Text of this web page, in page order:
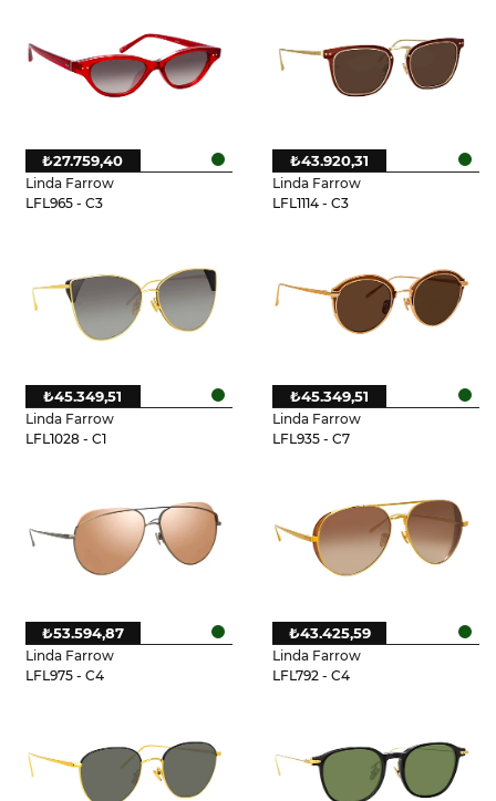
Linda Farrow
LFL965 - C3
₺27.759,40
Linda Farrow
LFL1114 - C3
₺43.920,31
Linda Farrow
LFL1028 - C1
₺45.349,51
Linda Farrow
LFL935 - C7
₺45.349,51
Linda Farrow
LFL975 - C4
₺53.594,87
Linda Farrow
LFL792 - C4
₺43.425,59